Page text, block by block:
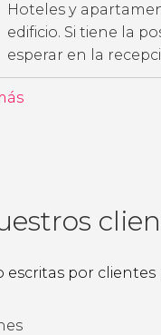
Hoteles y
edificio. Si tiene la
esperar en la
escritas por